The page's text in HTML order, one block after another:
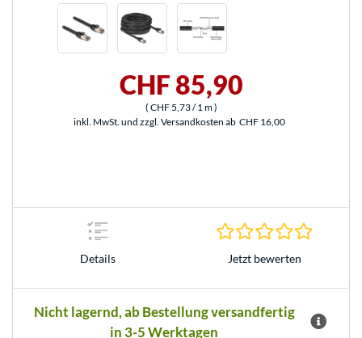
CHF 85,90
( CHF 5,73/ 1 m)
inkl. MwSt. und zzgl. Versandkosten ab CHF 16,00
Details Jetzt bewerten
Nicht lagernd, ab Bestellung versandfertig
in 3-5 Werktagen